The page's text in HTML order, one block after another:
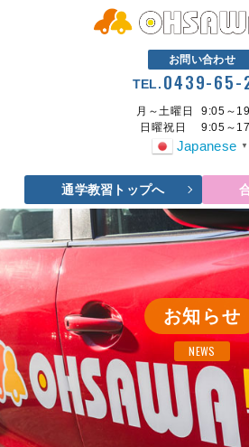
お問い合わせ
TEL. 0439-65-
月～土曜日
9:05～
日曜祝日
9:05～
Japanese ▼
通学教習トップへ
お知らせ
NEWS